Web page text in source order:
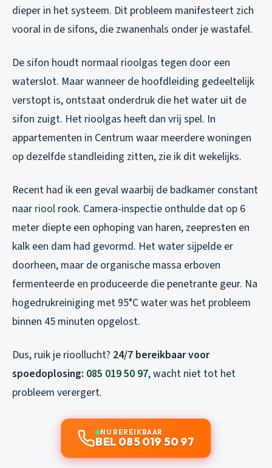
dieper in het systeem. Dit probleem manifesteert zich
vooral in de sifons, die zwanenhals onder je wastafel.
De sifon houdt normaal rioolgas tegen door een
waterslot. Maar wanneer de hoofdleiding gedeeltelijk
verstopt is, ontstaat onderdruk die het water uit de
sifon zuigt. Het rioolgas heeft dan vrij spel. In
appartementen in Centrum waar meerdere woningen
op dezelfde standleiding zitten, zie ik dit wekelijks.
Recent had ik een geval waarbij de badkamer constant
naar riool rook. Camera-inspectie onthulde dat op 6
meter diepte een ophoping van haren, zeepresten en
kalk een dam had gevormd. Het water sijpelde er
doorheen, maar de organische massa erboven
fermenteerde en produceerde die penetrante geur. Na
hogedrukreiniging met 95°C water was het probleem
binnen 45 minuten opgelost.
Dus, ruik je rioollucht? 24/7 bereikbaar voor
spoedoplosing: 085 019 50 97, wacht niet tot het
probleem verergert.
NU BEREIKBAAR
BEL 085 019 50 97